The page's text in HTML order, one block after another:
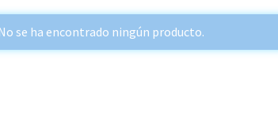
se ha encontrado ningún producto.